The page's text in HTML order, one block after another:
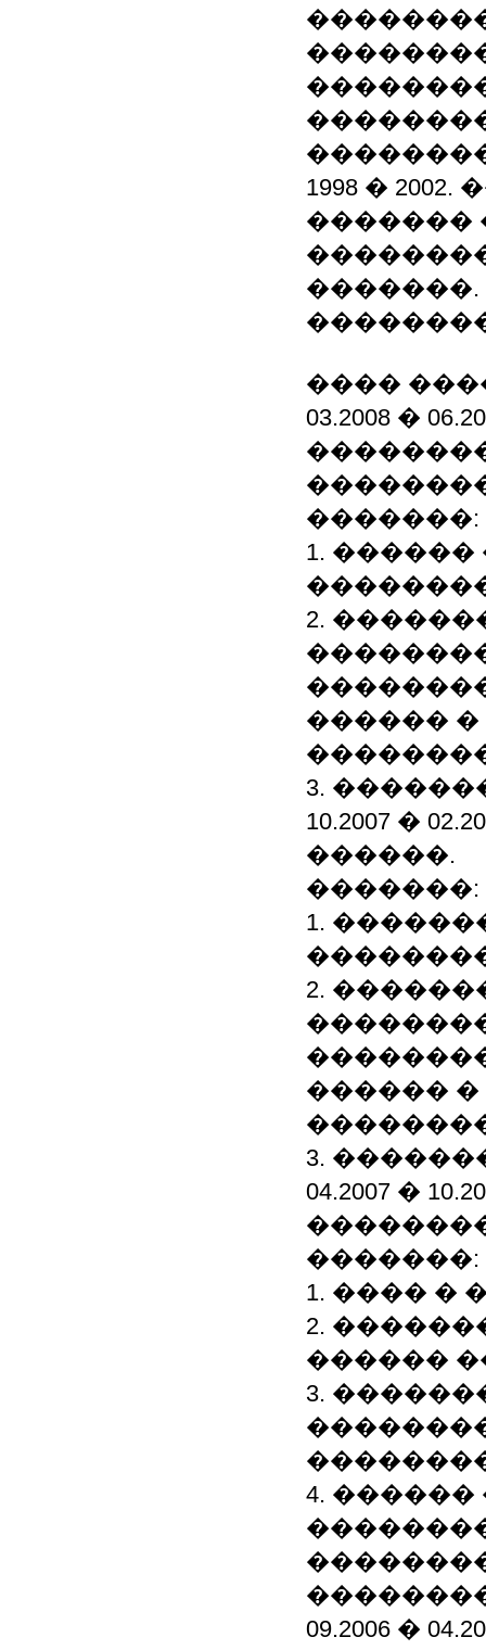
1998 �
�������
����
03.2008 �
�������:
1.
2.
������ �
3.
10.2007 �
������.
�������:
1.
2.
������
3.
04.2007 �
�������:
1. ���� �
2.
������
3.
4.
09.2006 �